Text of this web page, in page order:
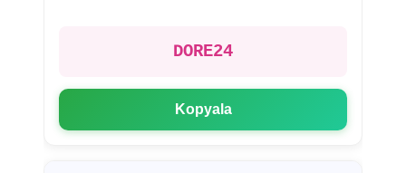
DORE24
Kopyala